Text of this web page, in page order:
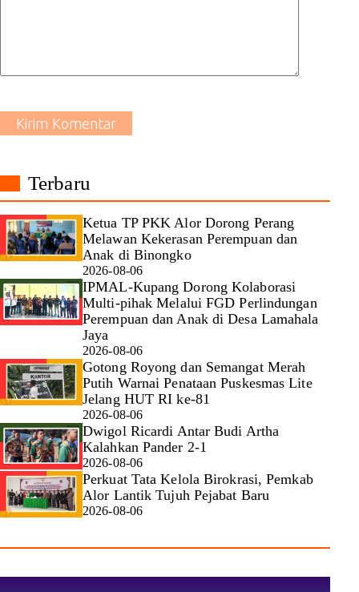
Kirim Komentar
Terbaru
Ketua TP PKK Alor Dorong Perang
Melawan Kekerasan Perempuan dan
Anak di Binongko
2026-08-06
IPMAL-Kupang Dorong Kolaborasi
Multi-pihak Melalui FGD Perlindungan
Perempuan dan Anak di Desa Lamahala
Jaya
2026-08-06
Gotong Royong dan Semangat Merah
Putih Warnai Penataan Puskesmas Lite
Jelang HUT RI ke-81
2026-08-06
Dwigol Ricardi Antar Budi Artha
Kalahkan Pander 2-1
2026-08-06
Perkuat Tata Kelola Birokrasi, Pemkab
Alor Lantik Tujuh Pejabat Baru
2026-08-06